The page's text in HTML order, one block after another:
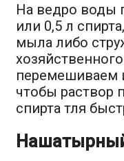
На ведро воды
или 0,5 л
мыла либо
перемешиваем
чтобы раствор
спирта тля